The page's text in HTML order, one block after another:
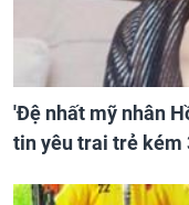
'Đệ nhất mỹ nhân
tin yêu trai trẻ kém